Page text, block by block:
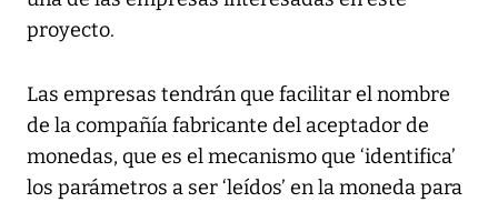
proyecto.
Las empresas tendrán que facilitar el nombre
de la compañía fabricante del aceptador de
monedas, que es el mecanismo que ‘identifica’
los parámetros a ser ‘leídos’ en la moneda para